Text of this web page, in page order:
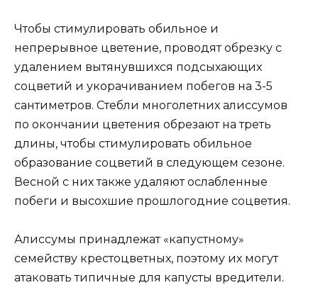
Чтобы стимулировать обильное и
непрерывное цветение, проводят обрезку с
удалением вытянувшихся подсыхающих
соцветий и укорачиванием побегов на 3-5
сантиметров. Стебли многолетних алиссумов
по окончании цветения обрезают на треть
длины, чтобы стимулировать обильное
образование соцветий в следующем сезоне.
Весной с них также удаляют ослабленные
побеги и высохшие прошлогодние соцветия.
Алиссумы принадлежат «капустному»
семейству крестоцветных, поэтому их могут
атаковать типичные для капусты вредители.